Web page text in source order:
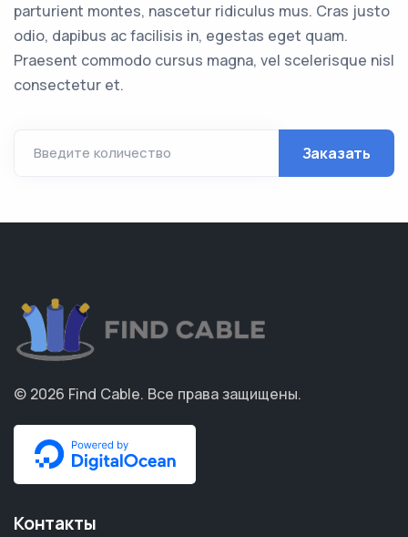
parturient montes, nascetur ridiculus mus. Cras justo
odio, dapibus ac facilisis in, egestas eget quam.
Praesent commodo cursus magna, vel scelerisque nisl
consectetur et.
Введите количество Заказать
© 2026 Find Cable. Все права защищены.
Контакты